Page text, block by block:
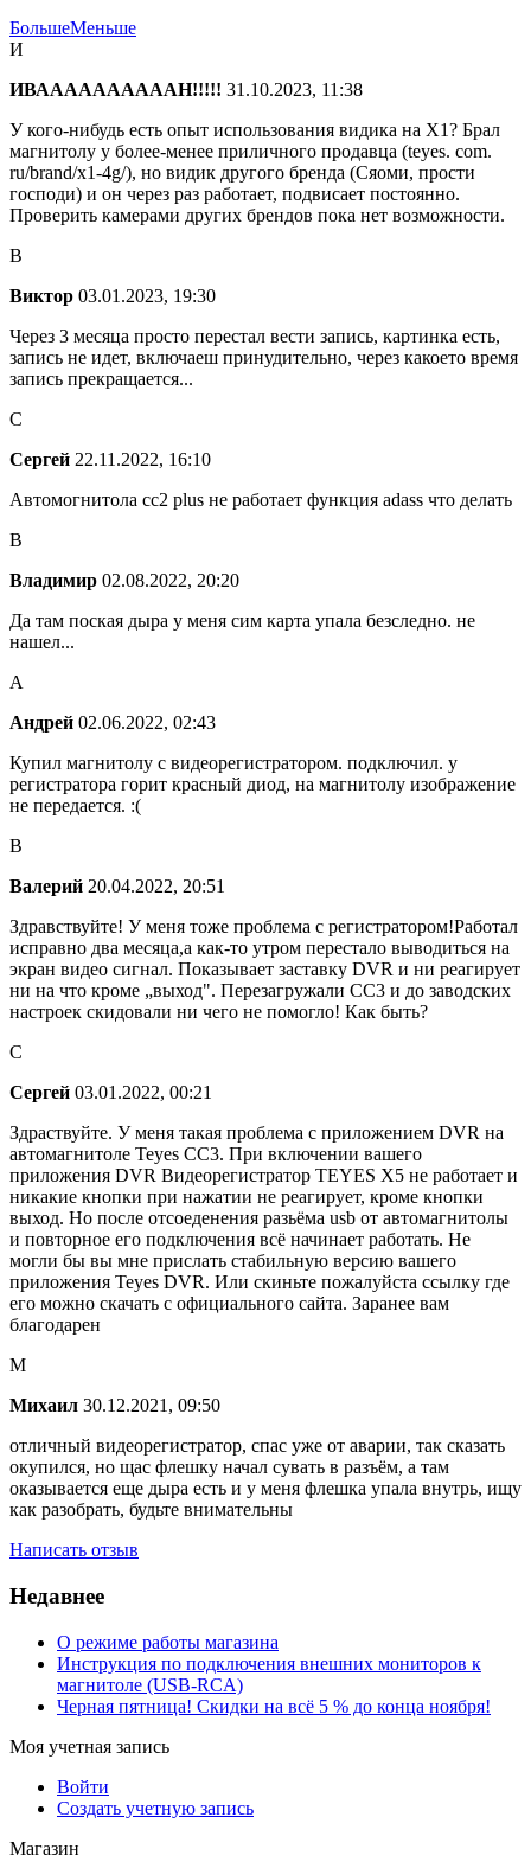
БольшеМеньше
И
ИВААААААААААН!!!!! 31.10.2023, 11:38
У кого-нибудь есть опыт использования видика на X1? Брал
магнитолу у более-менее приличного продавца (teyes. com.
ru/brand/x1-4g/), но видик другого бренда (Сяоми, прости
господи) и он через раз работает, подвисает постоянно.
Проверить камерами других брендов пока нет возможности.
В
Виктор 03.01.2023, 19:30
Через 3 месяца просто перестал вести запись, картинка есть,
запись не идет, включаеш принудительно, через какоето время
запись прекращается...
С
Сергей 22.11.2022, 16:10
Автомогнитола cc2 plus не работает функция adass что делать
В
Владимир 02.08.2022, 20:20
Да там поская дыра у меня сим карта упала безследно. не
нашел...
А
Андрей 02.06.2022, 02:43
Купил магнитолу с видеорегистратором. подключил. у
регистратора горит красный диод, на магнитолу изображение
не передается. :(
В
Валерий 20.04.2022, 20:51
Здравствуйте! У меня тоже проблема с регистратором!Работал
исправно два месяца,а как-то утром перестало выводиться на
экран видео сигнал. Показывает заставку DVR и ни реагирует
ни на что кроме „выход". Перезагружали СС3 и до заводских
настроек скидовали ни чего не помогло! Как быть?
С
Сергей 03.01.2022, 00:21
Здраствуйте. У меня такая проблема с приложением DVR на
автомагнитоле Teyes CC3. При включении вашего
приложения DVR Видеорегистратор TEYES X5 не работает и
никакие кнопки при нажатии не реагирует, кроме кнопки
выход. Но после отсоеденения разьёма usb от автомагнитолы
и повторное его подключения всё начинает работать. Не
могли бы вы мне прислать стабильную версию вашего
приложения Teyes DVR. Или скиньте пожалуйста ссылку где
его можно скачать с официального сайта. Заранее вам
благодарен
М
Михаил 30.12.2021, 09:50
отличный видеорегистратор, спас уже от аварии, так сказать
окупился, но щас флешку начал сувать в разъём, а там
оказывается еще дыра есть и у меня флешка упала внутрь, ищу
как разобрать, будьте внимательны
Написать отзыв
Недавнее
О режиме работы магазина
Инструкция по подключения внешних мониторов к
магнитоле (USB-RCA)
Черная пятница! Скидки на всё 5 % до конца ноября!
Моя учетная запись
Войти
Создать учетную запись
Магазин